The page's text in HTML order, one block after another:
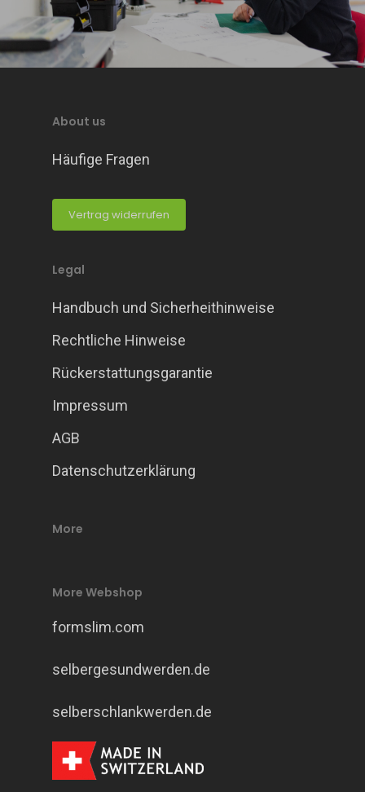
About us
Häufige Fragen
Vertrag widerrufen
Legal
Handbuch und Sicherheithinweise
Rechtliche Hinweise
Rückerstattungsgarantie
Impressum
AGB
Datenschutzerklärung
More
More Webshop
formslim.com
selbergesundwerden.de
selberschlankwerden.de